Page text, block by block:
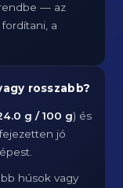
— az
a
rosszabb?
g / 100 g) és
jó
húsok vagy